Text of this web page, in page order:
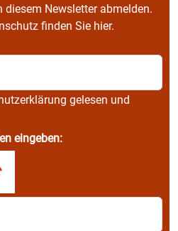
diesem Newsletter abmelden.
finden Sie hier.
gelesen und
eingeben: